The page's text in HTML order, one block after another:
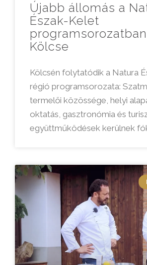
Újabb állomás a
Észak-Kelet
programsorozatban |
Kölcse
Kölcsén folytatódik a Natura
régió programsorozata:
termelői közössége, helyi
oktatás, gasztronómia és
együttműködések kerülnek